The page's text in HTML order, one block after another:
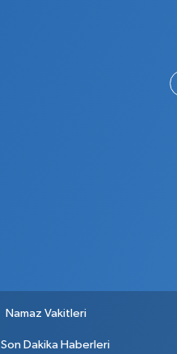
Namaz Vakitleri
Son Dakika Haberleri